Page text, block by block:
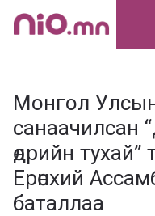
Skip
Монгол Улсын
санаачилсан
өдрийн
Ерөнхий
баталлаа